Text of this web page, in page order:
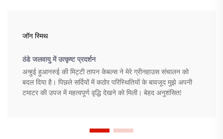
जॉन स्मिथ
ठंडे जलवायु में उत्कृष्ट प्रदर्शन
अन्हुई हुआनरुई की मिट्टी तापन केबल्स ने मेरे ग्रीनहाउस संचालन को
बदल दिया है। पिछले सर्दियों में कठोर परिस्थितियों के बावजूद मुझे अपनी
टमाटर की उपज में महत्वपूर्ण वृद्धि देखने को मिली। बेहद अनुशंसित!